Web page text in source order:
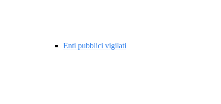
Enti pubblici vigilati